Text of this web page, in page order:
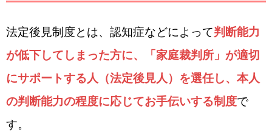
法定後見制度とは、認知症などによって判断能力
が低下してしまった方に、「家庭裁判所」が適切
にサポートする人（法定後見人）を選任し、本人
の判断能力の程度に応じてお手伝いする制度で
す。